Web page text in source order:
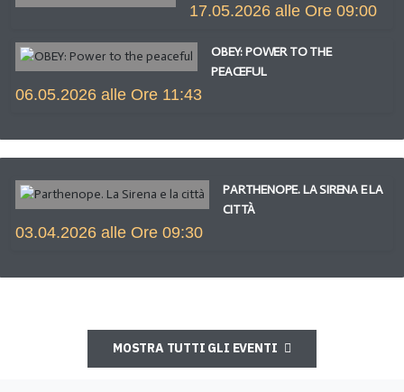
17.05.2026 alle Ore 09:00
OBEY: POWER TO THE
PEACEFUL
06.05.2026 alle Ore 11:43
PARTHENOPE. LA SIRENA E LA
CITTÀ
03.04.2026 alle Ore 09:30
MOSTRA TUTTI GLI EVENTI